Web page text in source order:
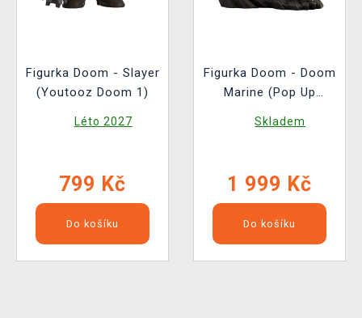
Figurka Doom - Slayer
(Youtooz Doom 1)
Léto 2027
799 Kč
Do košíku
Figurka Doom - Doom
Marine (Pop Up
Skladem
1 999 Kč
Do košíku